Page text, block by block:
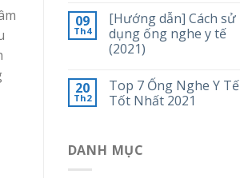
09
Th4
[Hướng dẫn] Cách sử
dụng ống nghe y tế
(2021)
20
Th2
Top 7 Ống Nghe Y Tế
Tốt Nhất 2021
DANH MỤC